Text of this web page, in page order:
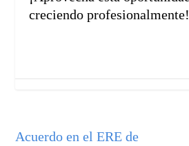
creciendo profesionalmente!
Acuerdo en el ERE de